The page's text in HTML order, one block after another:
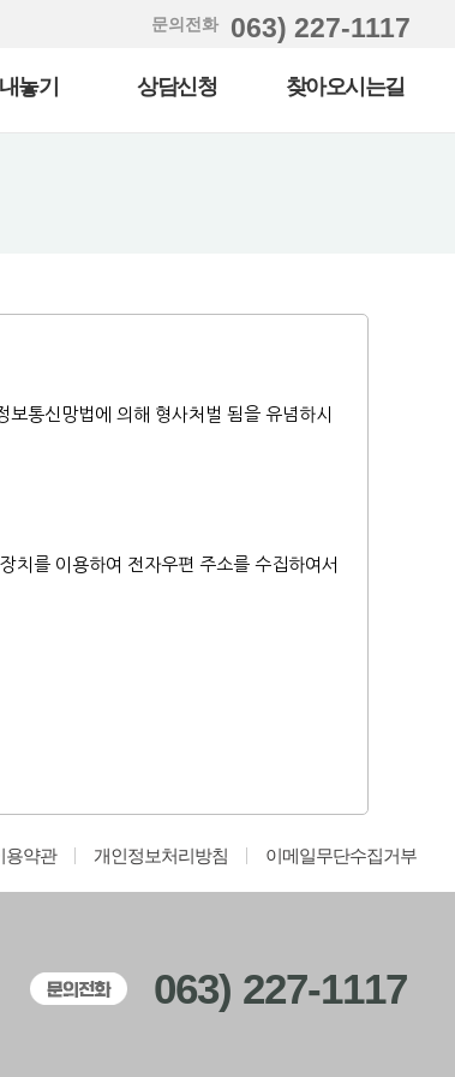
문의전화 063) 227-1117
놓기 상담신청 찾아오시는길
통신망법에 의해 형사처벌 됨을 유념하시
치를 이용하여 전자우편 주소를 수집하여서
용약관 개인정보처리방침 이메일무단수집거부
063) 227-1117